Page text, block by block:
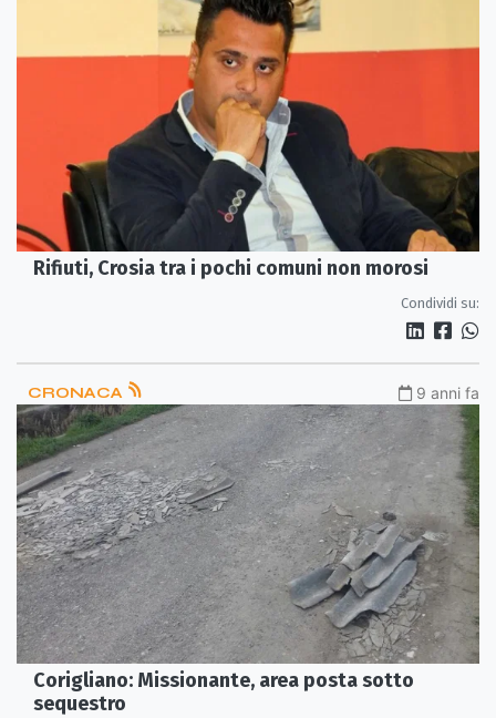
Rifiuti, Crosia tra i pochi comuni non morosi
Condividi su:
CRONACA 9 anni fa
Corigliano: Missionante, area posta sotto
sequestro